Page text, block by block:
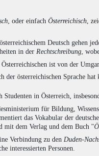
, oder einfach Österreichisch ,
Deutsch gehen
in der Rechtschreibung ,
Österreichischen ist von der
der österreichischen Sprache
Studenten in Österreich,
für Bildung,
das Vokabular der
mit dem Verlag und dem Buch "
Verbindung zu den Duden-
interessierten Personen.